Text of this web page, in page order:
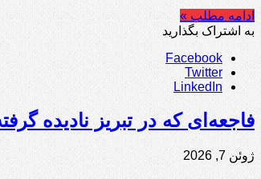
ادامه مطلب »
به اشتراک بگذارید
Facebook
Twitter
LinkedIn
فاجعه‌ای که در تبریز نادیده گرفته شد؛ وقتی
ژوئن 7, 2026